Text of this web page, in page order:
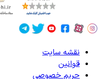
نقشه سایت
قوانین
حریم خصوصی